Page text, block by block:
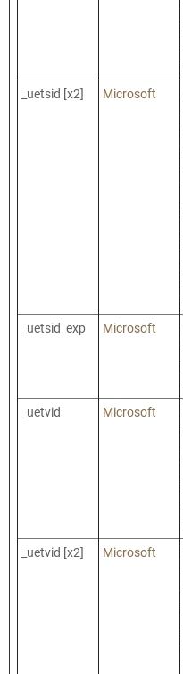
_uetsid [x2] Microsoft
_uetsid_exp Microsoft
_uetvid Microsoft
_uetvid [x2] Microsoft